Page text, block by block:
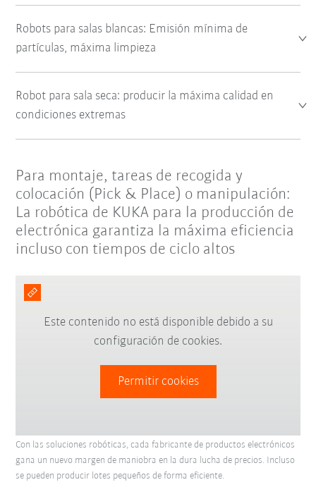
Robots para salas blancas: Emisión mínima de
partículas, máxima limpieza
Robot para sala seca: producir la máxima calidad en
condiciones extremas
Para montaje, tareas de recogida y
colocación (Pick & Place) o manipulación:
La robótica de KUKA para la producción de
electrónica garantiza la máxima eficiencia
incluso con tiempos de ciclo altos
Este contenido no está disponible debido a su
configuración de cookies.
Permitir cookies
Con las soluciones robóticas, cada fabricante de productos electrónicos
gana un nuevo margen de maniobra en la dura lucha de precios. Incluso
se pueden producir lotes pequeños de forma eficiente.